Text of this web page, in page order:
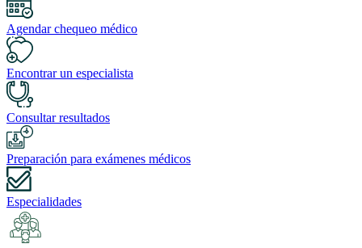
Agendar chequeo médico
Encontrar un especialista
Consultar resultados
Preparación para exámenes médicos
Especialidades